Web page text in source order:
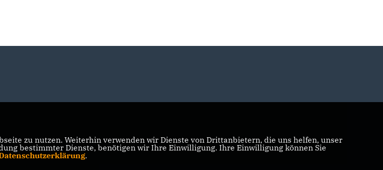
zu nutzen. Weiterhin verwenden wir Dienste von Drittanbietern, die uns helfen, unser
bestimmter Dienste, benötigen wir Ihre Einwilligung. Ihre Einwilligung können Sie
.